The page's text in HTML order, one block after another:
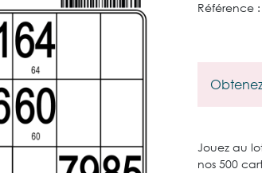
Référence :
Jouez au
nos 500